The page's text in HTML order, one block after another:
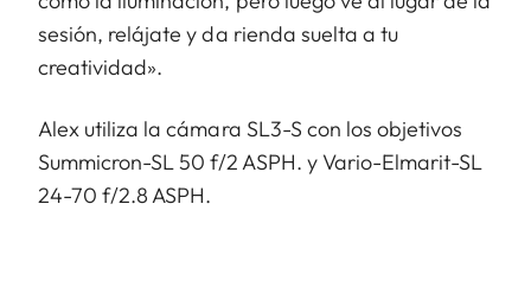
sesión, relájate y da rienda suelta a tu
creatividad».
Alex utiliza la cámara SL3-S con los objetivos
Summicron-SL 50 f/2 ASPH. y Vario-Elmarit-SL
24-70 f/2.8 ASPH.